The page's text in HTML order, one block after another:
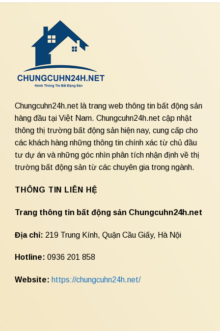
Chungcuhn24h.net là trang web thông tin bất động sản
hàng đầu tại Việt Nam. Chungcuhn24h.net cập nhật
thông thị trường bất động sản hiện nay, cung cấp cho
các khách hàng những thông tin chính xác từ chủ đầu
tư dự án và những góc nhìn phân tích nhận định về thị
trường bất động sản từ các chuyên gia trong ngành.
THÔNG TIN LIÊN HỆ
Trang thông tin bất động sản Chungcuhn24h.net
Địa chỉ: 219 Trung Kính, Quận Cầu Giấy, Hà Nội
Hotline: 0936 201 858
Website: https://chungcuhn24h.net/